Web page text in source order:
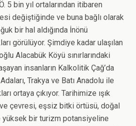
5 bin yıl ortalarından itibaren
değiştiğinde ve buna bağlı olarak
bir hal aldığında İnönü
görülüyor. Şimdiye kadar ulaşılan
Alacabük Köyü sınırlarındaki
insanların Kalkolitik Çağ’da
Trakya ve Batı Anadolu ile
ortaya çıkıyor. Tarihimize ışık
çevresi, eşsiz bitki örtüsü, doğal
bir turizm potansiyeline